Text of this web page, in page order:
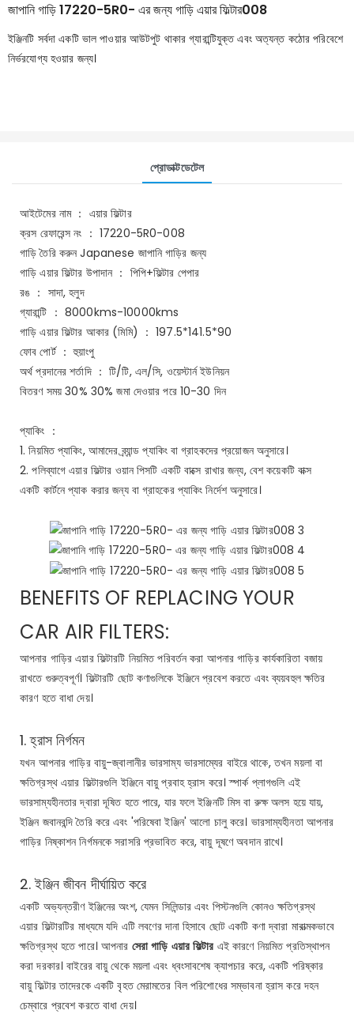
জাপানি গাড়ি 17220-5R0- এর জন্য গাড়ি এয়ার ফিল্টার008
ইঞ্জিনটি সর্বদা একটি ভাল পাওয়ার আউটপুট থাকার গ্যারান্টিযুক্ত এবং অত্যন্ত কঠোর পরিবেশে
নির্ভরযোগ্য হওয়ার জন্য।
প্রোডাক্টডেটেল
আইটেমের নাম ： এয়ার ফিল্টার
ক্রস রেফারেন্স নং ： 17220-5R0-008
গাড়ি তৈরি করুন Japanese জাপানি গাড়ির জন্য
গাড়ি এয়ার ফিল্টার উপাদান ： পিপি+ফিল্টার পেপার
রঙ ： সাদা, হলুদ
গ্যারান্টি ： 8000kms-10000kms
গাড়ি এয়ার ফিল্টার আকার (মিমি) ： 197.5*141.5*90
ফোব পোর্ট ： হুয়াংপু
অর্থ প্রদানের শর্তাদি ： টি/টি, এল/সি, ওয়েস্টার্ন ইউনিয়ন
বিতরণ সময় 30% 30% জমা দেওয়ার পরে 10-30 দিন
প্যাকিং ：
1. নিয়মিত প্যাকিং, আমাদের ব্র্যান্ড প্যাকিং বা গ্রাহকদের প্রয়োজন অনুসারে।
2. পলিব্যাগে এয়ার ফিল্টার ওয়ান পিসটি একটি বাক্সে রাখার জন্য, বেশ কয়েকটি বাক্স
একটি কার্টনে প্যাক করার জন্য বা গ্রাহকের প্যাকিং নির্দেশ অনুসারে।
BENEFITS OF REPLACING YOUR
CAR AIR FILTERS:
আপনার গাড়ির এয়ার ফিল্টারটি নিয়মিত পরিবর্তন করা আপনার গাড়ির কার্যকারিতা বজায়
রাখতে গুরুত্বপূর্ণ। ফিল্টারটি ছোট কণাগুলিকে ইঞ্জিনে প্রবেশ করতে এবং ব্যয়বহুল ক্ষতির
কারণ হতে বাধা দেয়।
1. হ্রাস নির্গমন
যখন আপনার গাড়ির বায়ু-জ্বালানীর ভারসাম্য ভারসাম্যের বাইরে থাকে, তখন ময়লা বা
ক্ষতিগ্রস্থ এয়ার ফিল্টারগুলি ইঞ্জিনে বায়ু প্রবাহ হ্রাস করে। স্পার্ক প্লাগগুলি এই
ভারসাম্যহীনতার দ্বারা দূষিত হতে পারে, যার ফলে ইঞ্জিনটি মিস বা রুক্ষ অলস হয়ে যায়,
ইঞ্জিন জবানবন্দি তৈরি করে এবং 'পরিষেবা ইঞ্জিন' আলো চালু করে। ভারসাম্যহীনতা আপনার
গাড়ির নিষ্কাশন নির্গমনকে সরাসরি প্রভাবিত করে, বায়ু দূষণে অবদান রাখে।
2. ইঞ্জিন জীবন দীর্ঘায়িত করে
একটি অভ্যন্তরীণ ইঞ্জিনের অংশ, যেমন সিলিন্ডার এবং পিস্টনগুলি কোনও ক্ষতিগ্রস্থ
এয়ার ফিল্টারটির মাধ্যমে যদি এটি লবণের দানা হিসাবে ছোট একটি কণা দ্বারা মারাত্মকভাবে
ক্ষতিগ্রস্থ হতে পারে। আপনার সেরা গাড়ি এয়ার ফিল্টার এই কারণে নিয়মিত প্রতিস্থাপন
করা দরকার। বাইরের বায়ু থেকে ময়লা এবং ধ্বংসাবশেষ ক্যাপচার করে, একটি পরিষ্কার
বায়ু ফিল্টার তাদেরকে একটি বৃহত মেরামতের বিল পরিশোধের সম্ভাবনা হ্রাস করে দহন
চেম্বারে প্রবেশ করতে বাধা দেয়।